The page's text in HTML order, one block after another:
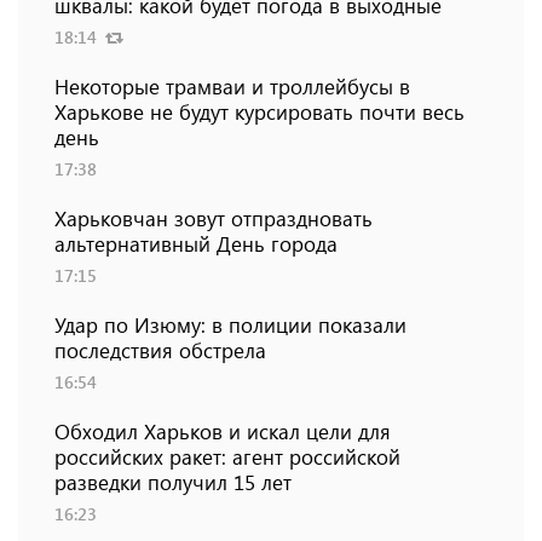
18:14
Некоторые трамваи и троллейбусы в
Харькове не будут курсировать почти весь
день
17:38
Харьковчан зовут отпраздновать
альтернативный День города
17:15
Удар по Изюму: в полиции показали
последствия обстрела
16:54
Обходил Харьков и искал цели для
российских ракет: агент российской
разведки получил 15 лет
16:23